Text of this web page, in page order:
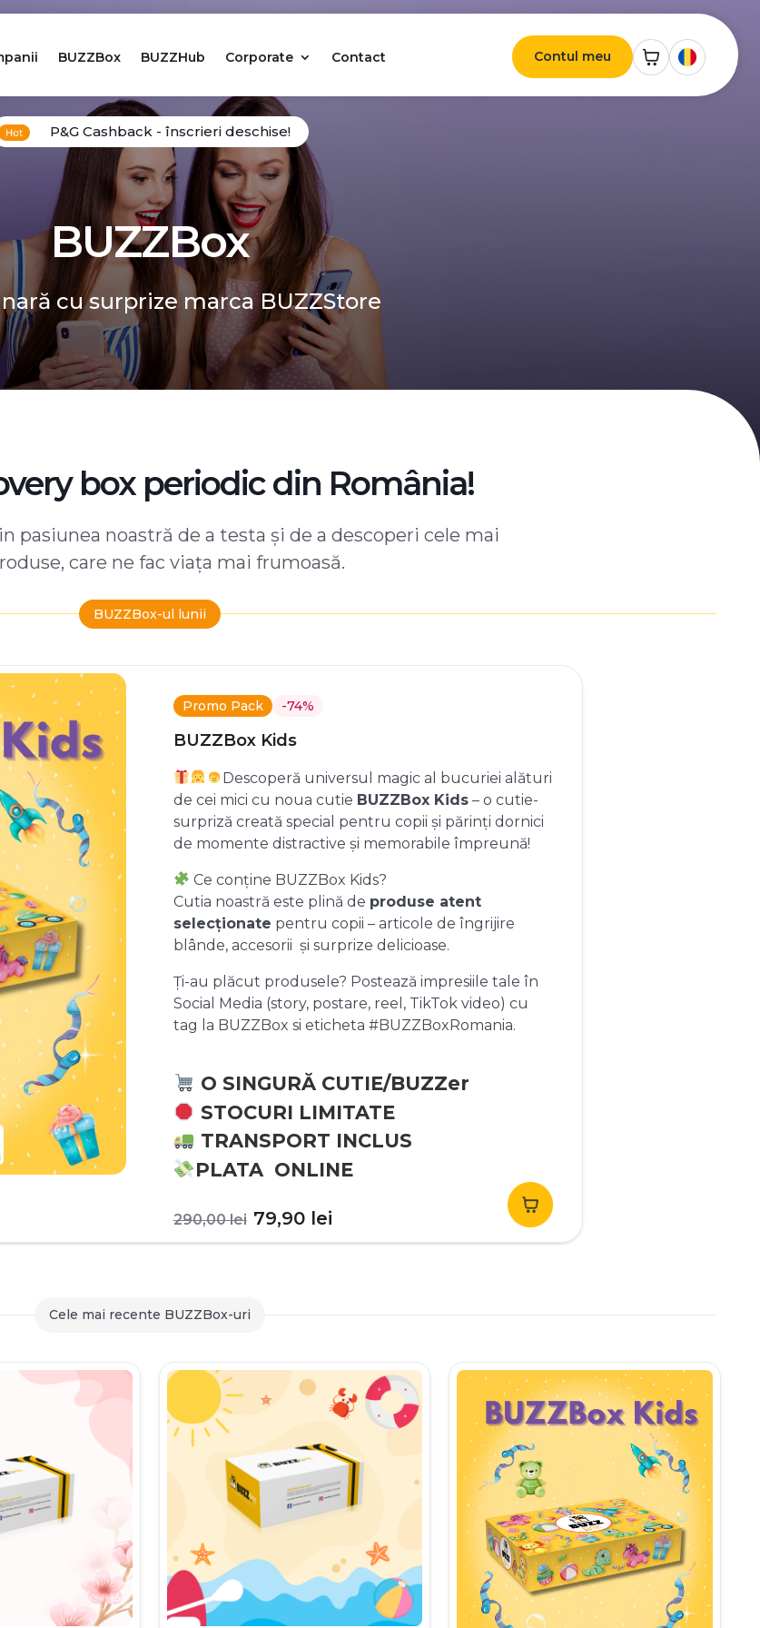
BUZZBox BUZZHub Corporate Contact Contul meu
P&G Cashback - înscrieri deschise!
BUZZBox
cu surprize marca BUZZStore
box periodic din România!
pasiunea noastră de a testa și de a descoperi cele mai
care ne fac viața mai frumoasă.
BUZZBox-ul lunii
Promo Pack -74%
BUZZBox Kids
Descoperă universul magic al bucuriei alături
de cei mici cu noua cutie BUZZBox Kids– o cutie-
surpriză creată special pentru copii și părinți dornici
de momente distractive și memorabile împreună!
Ce conține BUZZBox Kids?
Cutia noastră este plină de produse atent
selecționate pentru copii – articole de îngrijire
blânde, accesorii și surprize delicioase.
Ți-au plăcut produsele? Postează impresiile tale în
Social Media (story, postare, reel, TikTok video) cu
tag la BUZZBox si eticheta #BUZZBoxRomania.
O SINGURĂ CUTIE/BUZZer
STOCURI LIMITATE
TRANSPORT INCLUS
PLATA ONLINE
290,00lei Prețul
inițial
79,90 leiPrețul
curent
Cele mai recente BUZZBox-uri